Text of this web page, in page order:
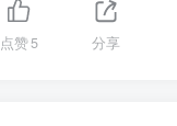
点赞5 分享